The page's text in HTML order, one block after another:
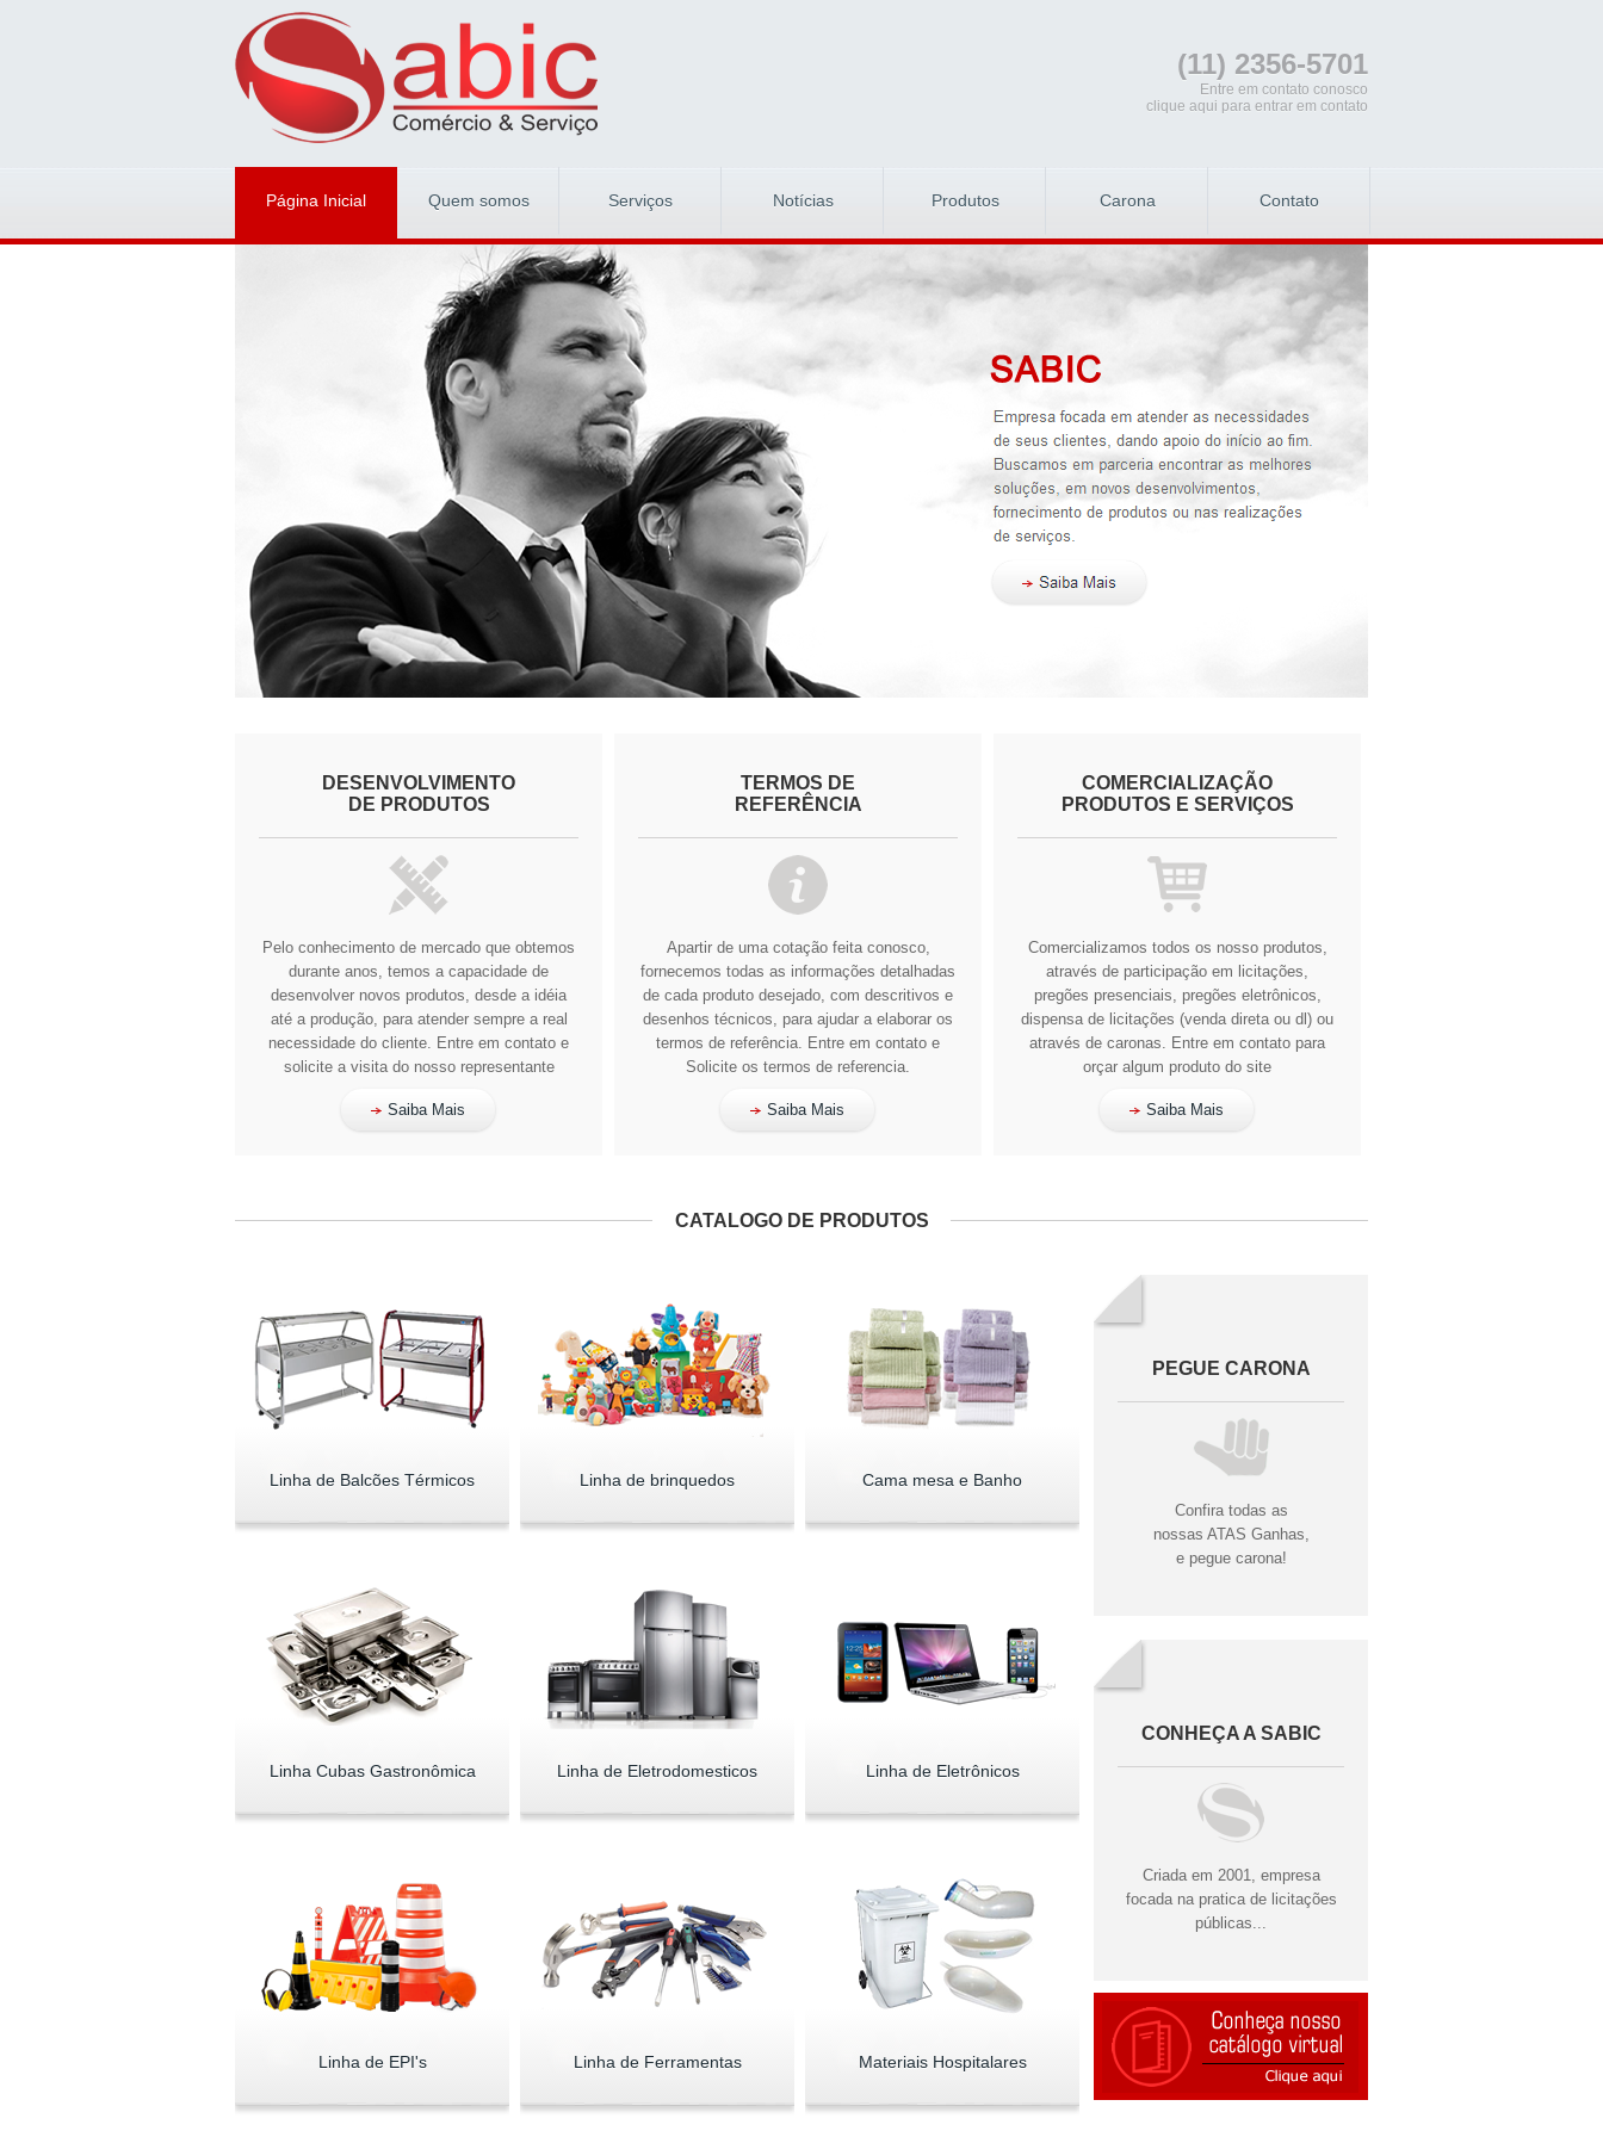
(11) 2356-5701
Entre em contato conosco
clique aqui para entrar em contato
Página Inicial Quem somos Serviços Notícias Produtos Carona Contato
DESENVOLVIMENTO
DE PRODUTOS
Pelo conhecimento de mercado que obtemos
durante anos, temos a capacidade de
desenvolver novos produtos, desde a idéia
até a produção, para atender sempre a real
necessidade do cliente. Entre em contato e
solicite a visita do nosso representante
Saiba Mais
TERMOS DE
REFERÊNCIA
Apartir de uma cotação feita conosco,
fornecemos todas as informações detalhadas
de cada produto desejado, com descritivos e
desenhos técnicos, para ajudar a elaborar os
termos de referência. Entre em contato e
Solicite os termos de referencia.
Saiba Mais
COMERCIALIZAÇÃO
PRODUTOS E SERVIÇOS
Comercializamos todos os nosso produtos,
através de participação em licitações,
pregões presenciais, pregões eletrônicos,
dispensa de licitações (venda direta ou dl) ou
através de caronas. Entre em contato para
orçar algum produto do site
Saiba Mais
CATALOGO DE PRODUTOS
PEGUE CARONA
Confira todas as
nossas ATAS Ganhas,
e pegue carona!
CONHEÇA A SABIC
Criada em 2001, empresa
focada na pratica de licitações
públicas...
Linha de Balcões Térmicos Linha de brinquedos Cama mesa e Banho
Linha Cubas Gastronômica Linha de Eletrodomesticos Linha de Eletrônicos
Linha de EPI's Linha de Ferramentas Materiais Hospitalares